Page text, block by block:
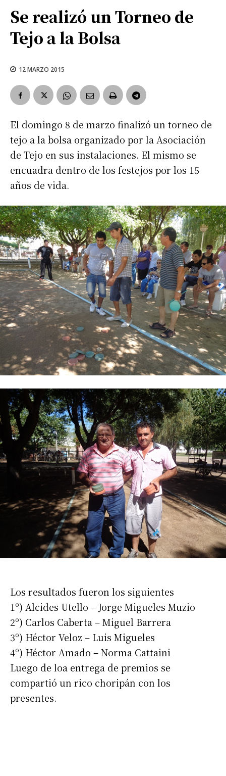
Se realizó un Torneo de
Tejo a la Bolsa
12 MARZO 2015
El domingo 8 de marzo finalizó un torneo de
tejo a la bolsa organizado por la Asociación
de Tejo en sus instalaciones. El mismo se
encuadra dentro de los festejos por los 15
años de vida.
Los resultados fueron los siguientes
1º) Alcides Utello – Jorge Migueles Muzio
2º) Carlos Caberta – Miguel Barrera
3º) Héctor Veloz – Luis Migueles
4º) Héctor Amado – Norma Cattaini
Luego de loa entrega de premios se
compartió un rico choripán con los
presentes.